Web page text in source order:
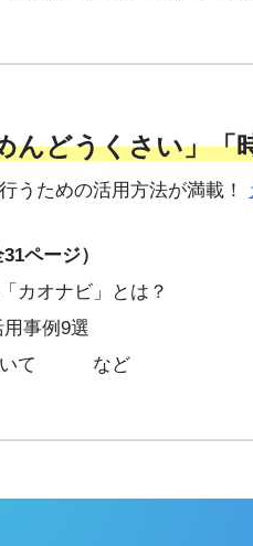
んどうくさい」「
うための活用方法が満載！
ページ）
カオナビ」とは？
用事例9選
ついて など